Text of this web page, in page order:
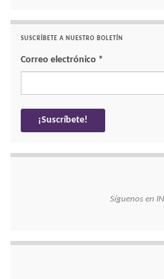
SUSCRÍBETE A NUESTRO BOLETÍN
Correo electrónico *
Síguenos en